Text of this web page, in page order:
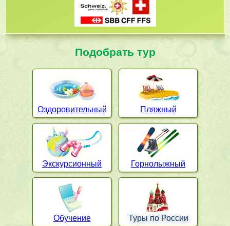
Подобрать тур
Оздоровительный Пляжный
Экскурсионный Горнолыжный
Обучение Туры по России